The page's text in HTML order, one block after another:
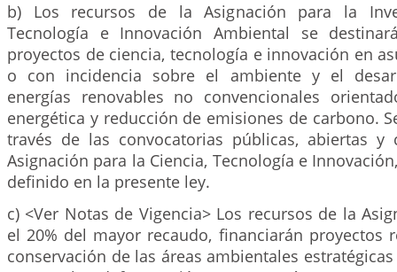
b) Los recursos de la Asignación para la
Tecnología e Innovación Ambiental se
proyectos de ciencia, tecnología e innovación en
o con incidencia sobre el ambiente y el
energías renovables no convencionales
energética y reducción de emisiones de carbono.
través de las convocatorias públicas, abiertas y
Asignación para la Ciencia, Tecnología e
definido en la presente ley.
c) <Ver Notas de Vigencia> Los recursos de la
el 20% del mayor recaudo, financiarán proyectos
conservación de las áreas ambientales